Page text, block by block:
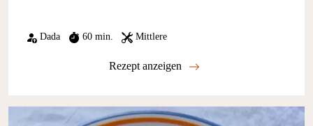
Dada 60 min. Mittlere
Rezept anzeigen